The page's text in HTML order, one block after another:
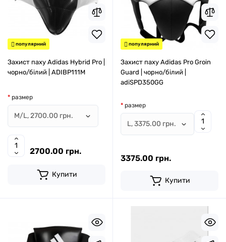
популярний
Захист паху Adidas Hybrid Pro |
чорно/білий | ADIBP111M
размер
2700.00 грн.
Купити
популярний
Захист паху Adidas Pro Groin
Guard | чорно/білий |
adiSPD350GG
размер
3375.00 грн.
Купити